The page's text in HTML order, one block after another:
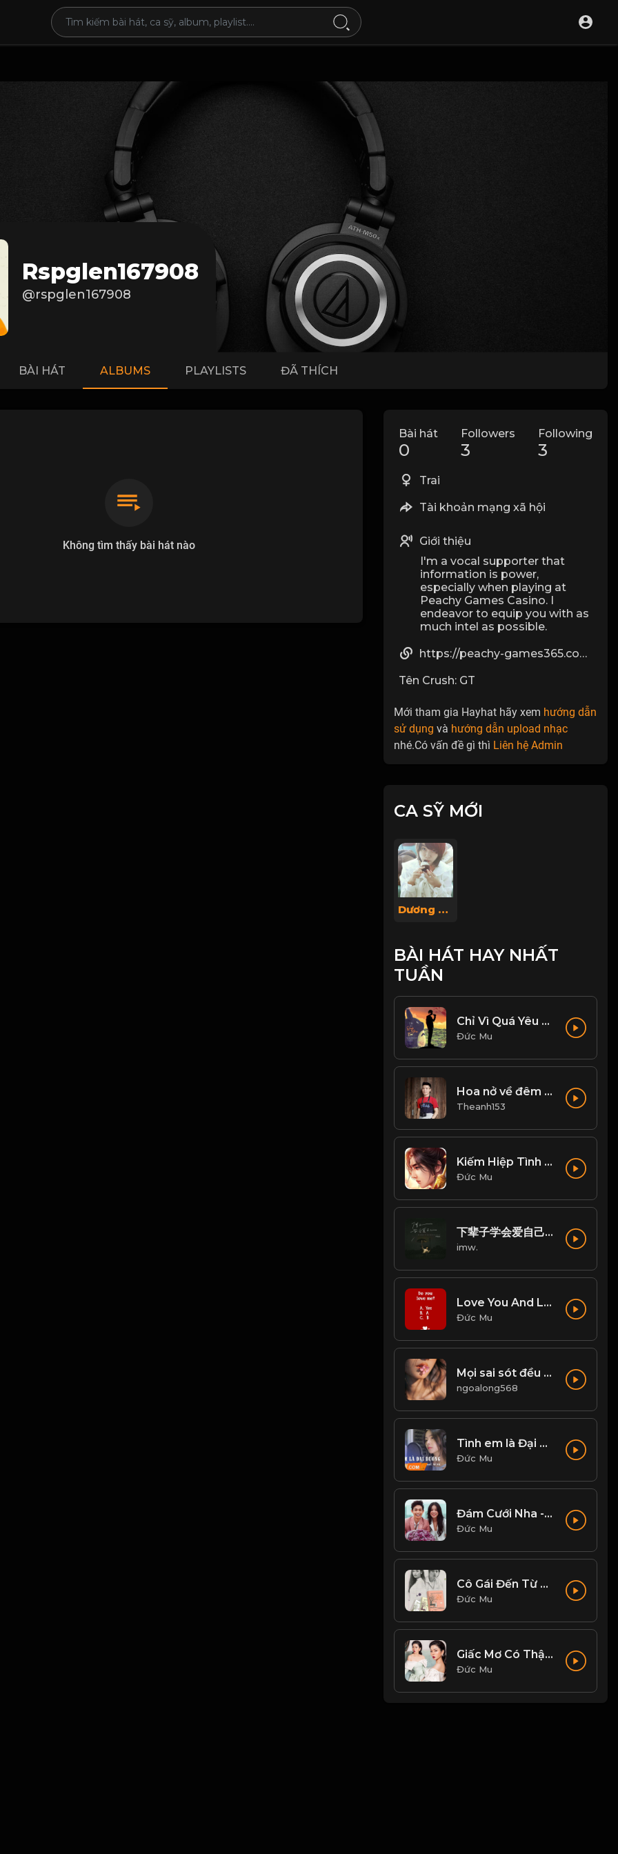
Rspglen167908
@rspglen167908
BÀI HÁT ALBUMS PLAYLISTS ĐÃ THÍCH
Không tìm thấy bài hát nào
Bài hát
0
Followers
3
Following
3
Trai
Tài khoản mạng xã hội
Giới thiệu
I'm a vocal supporter that
information is power,
especially when playing at
Peachy Games Casino. I
endeavor to equip you with as
much intel as possible.
https://peachy-games365.com/betting
Tên Crush: GT
Mới tham gia Hayhat hãy xem hướng dẫn
sử dụng và hướng dẫn upload nhạc
nhé.Có vấn đề gì thì Liên hệ Admin
CA SỸ MỚI
Dương Thanh Lin
BÀI HÁT HAY NHẤT
TUẦN
Chỉ Vì Quá Yêu Em - Huy Vạc, Tiến Nguyễn Cover
Đức Mu
Hoa nở về đêm cover
Theanh153
Kiếm Hiệp Tình -剑侠情 | Trần Phi Bình
Đức Mu
下辈子学会爱自己 (Live合唱版)
imw.
Love You And Love Me - Zhang Yao
Đức Mu
Mọi sai sót đều phải trả giá! Đạo
ngoalong568
Tình em là Đại dương - Nhi Nhi Cover
Đức Mu
Đám Cưới Nha - Hồng Thanh, Mie
Đức Mu
Cô Gái Đến Từ Hôm Qua - Mỹ Tâm
Đức Mu
Giấc Mơ Có Thật - Lệ Quyên
Đức Mu